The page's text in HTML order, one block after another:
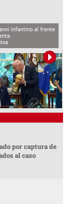
Infantino al frente
por captura de
al caso